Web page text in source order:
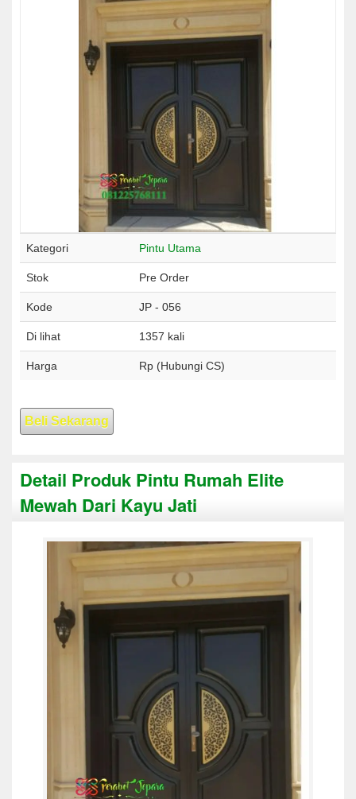
Kategori Pintu Utama
Stok Pre Order
Kode JP - 056
Di lihat 1357 kali
Harga Rp (Hubungi CS)
Beli Sekarang
Detail Produk Pintu Rumah Elite
Mewah Dari Kayu Jati